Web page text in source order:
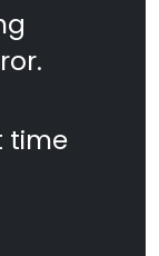
time